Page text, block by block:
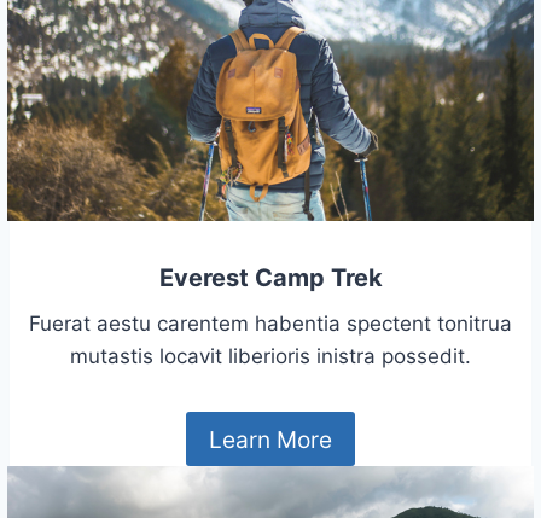
Everest Camp Trek
Fuerat aestu carentem habentia spectent tonitrua
mutastis locavit liberioris inistra possedit.
Learn More